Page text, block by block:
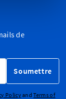
de
Soumettre
PolicyandTerms of